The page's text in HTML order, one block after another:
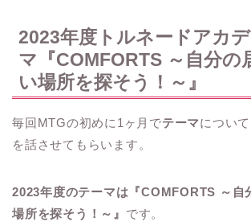
2023年度トルネードアカ
マ『COMFORTS ～自分の
い場所を探そう！～』
毎回MTGの初めに1ヶ月でテーマについ
を話させてもらいます。
2023年度のテーマは『COMFORTS ～自
場所を探そう！～』 です。